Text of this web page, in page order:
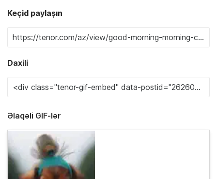
Keçid paylaşın
Daxili
Əlaqəli GIF-lər